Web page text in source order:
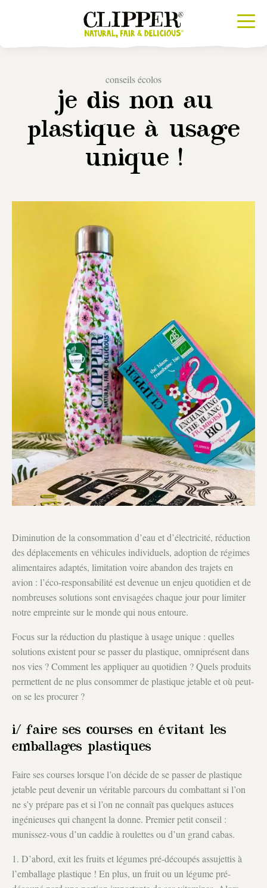
conseils écolos
je dis non au
plastique à usage
unique !
Diminution de la consommation d’eau et d’électricité, réduction
des déplacements en véhicules individuels, adoption de régimes
alimentaires adaptés, limitation voire abandon des trajets en
avion : l’éco-responsabilité est devenue un enjeu quotidien et de
nombreuses solutions sont envisagées chaque jour pour limiter
notre empreinte sur le monde qui nous entoure.
Focus sur la réduction du plastique à usage unique : quelles
solutions existent pour se passer du plastique, omniprésent dans
nos vies ? Comment les appliquer au quotidien ? Quels produits
permettent de ne plus consommer de plastique jetable et où peut-
on se les procurer ?
i/ faire ses courses en évitant les
emballages plastiques
Faire ses courses lorsque l’on décide de se passer de plastique
jetable peut devenir un véritable parcours du combattant si l’on
ne s’y prépare pas et si l’on ne connaît pas quelques astuces
ingénieuses qui changent la donne. Premier petit conseil :
munissez-vous d’un caddie à roulettes ou d’un grand cabas.
1. D’abord, exit les fruits et légumes pré-découpés assujettis à
l’emballage plastique ! En plus, un fruit ou un légume pré-